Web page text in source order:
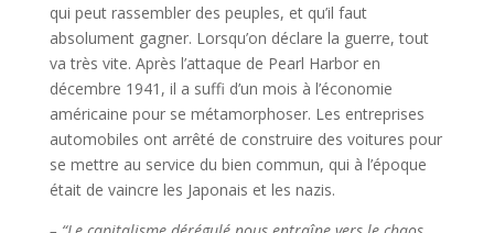
qui peut rassembler des peuples, et qu’il faut
absolument gagner. Lorsqu’on déclare la guerre, tout
va très vite. Après l’attaque de Pearl Harbor en
décembre 1941, il a suffi d’un mois à l’économie
américaine pour se métamorphoser. Les entreprises
automobiles ont arrêté de construire des voitures pour
se mettre au service du bien commun, qui à l’époque
était de vaincre les Japonais et les nazis.